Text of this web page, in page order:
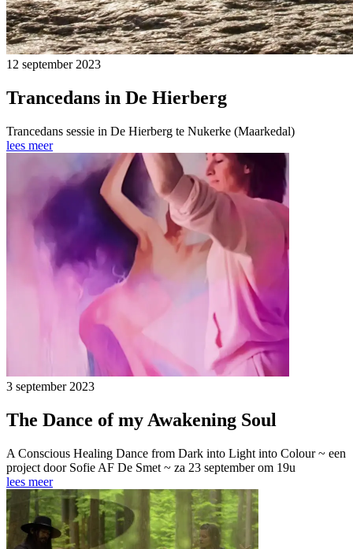
12 september 2023
Trancedans in De Hierberg
Trancedans sessie in De Hierberg te Nukerke (Maarkedal)
lees meer
3 september 2023
The Dance of my Awakening Soul
A Conscious Healing Dance from Dark into Light into Colour ~ een
project door Sofie AF De Smet ~ za 23 september om 19u
lees meer